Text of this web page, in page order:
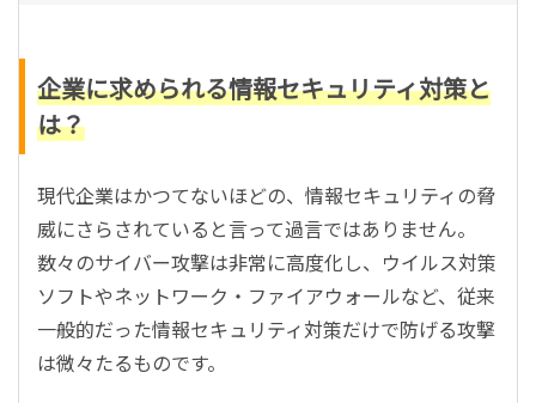
企業に求められる情報セキュリティ対策と
は？
現代企業はかつてないほどの、情報セキュリティの脅
威にさらされていると言って過言ではありません。
数々のサイバー攻撃は非常に高度化し、ウイルス対策
ソフトやネットワーク・ファイアウォールなど、従来
一般的だった情報セキュリティ対策だけで防げる攻撃
は微々たるものです。